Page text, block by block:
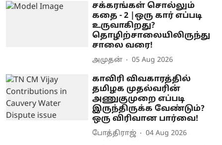
சக்கரங்கள் சொல்லும்
கதை - 2 |ஒரு கார் எப்படி
உருவாகிறது?
தொழிற்சாலையிலிருந்து
சாலை வரை!
அமுதன் 05 Aug 2026
காவிரி விவகாரத்தில்
தமிழக முதல்வரின்
அணுகுமுறை எப்படி
இருந்திருக்க வேண்டும்?
ஒரு விரிவான பார்வை!
போத்திராஜ் 04 Aug 2026